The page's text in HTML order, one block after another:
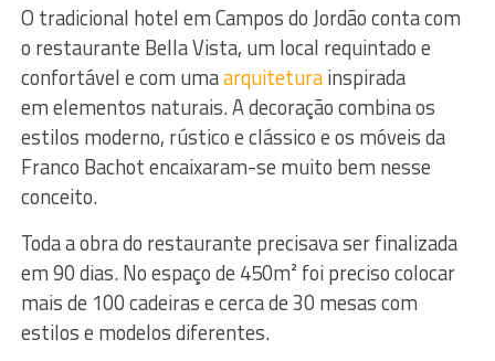
O tradicional hotel em Campos do Jordão conta com
o restaurante Bella Vista, um local requintado e
confortável e com umaarquiteturainspirada
em elementos naturais. A decoração combina os
estilos moderno, rústico e clássico e os móveis da
Franco Bachot encaixaram-se muito bem nesse
conceito.
Toda a obra do restaurante precisava ser finalizada
em 90 dias. No espaço de 450m² foi preciso colocar
mais de 100 cadeiras e cerca de 30 mesas com
estilos e modelos diferentes.